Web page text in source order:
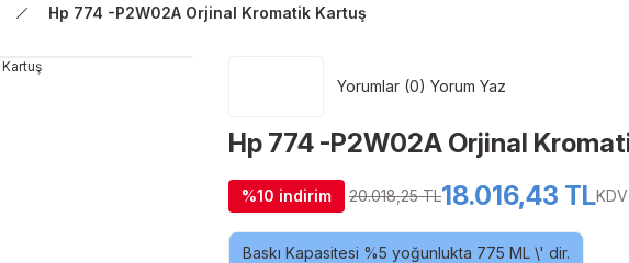
Hp 774 -P2W02A Orjinal Kromatik Kartuş
Yorumlar (0) Yorum Yaz
Hp 774 -P2W02A Orjinal
%10 indirim 20.018,25 TL18.016,43 TL
Baskı Kapasitesi %5 yoğunlukta 775 ML \' dir.